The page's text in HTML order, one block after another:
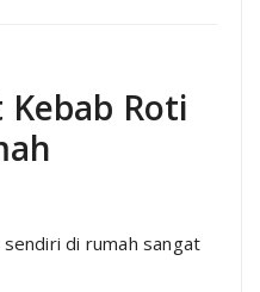
Roti
di rumah sangat